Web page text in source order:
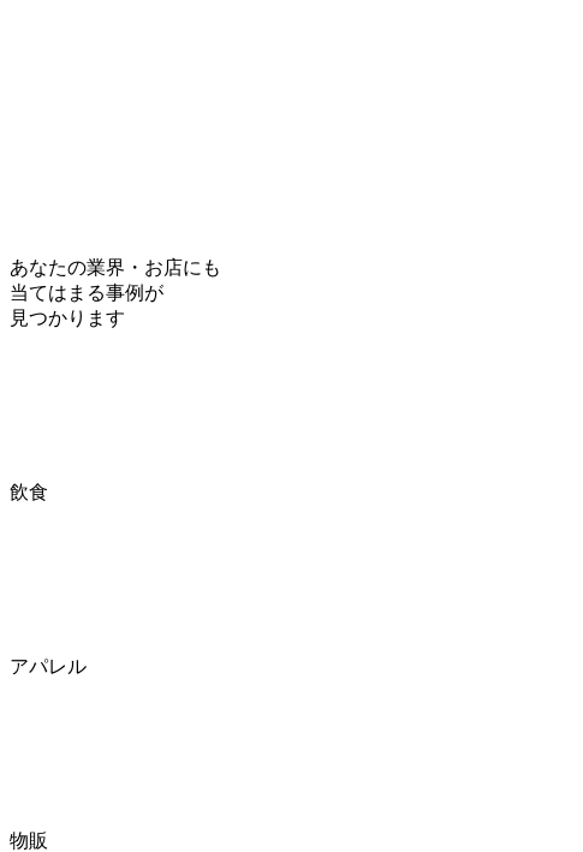
あなたの業界・お店にも
当てはまる事例 が
見つかります
飲食
アパレル
物販